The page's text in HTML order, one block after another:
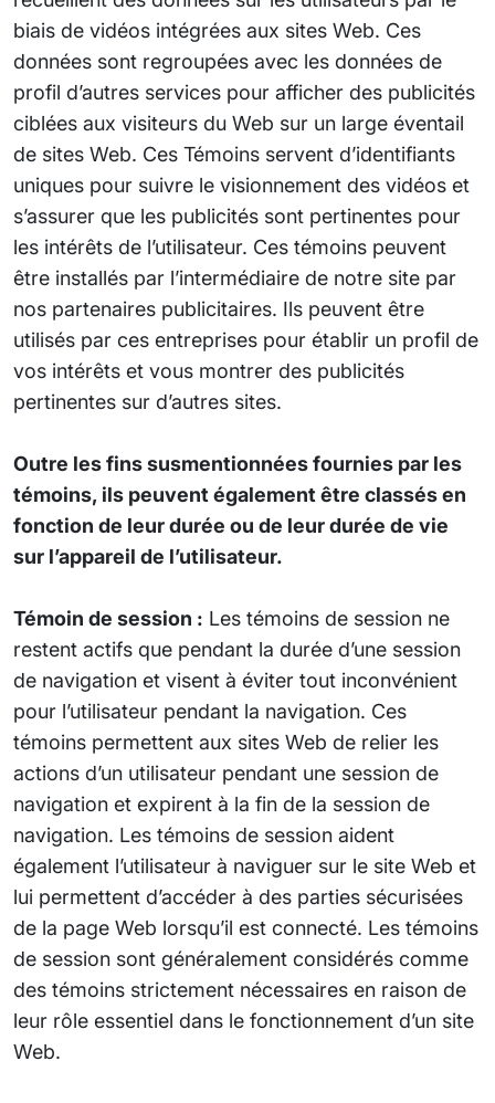
biais de vidéos intégrées aux sites Web. Ces
données sont regroupées avec les données de
profil d’autres services pour afficher des publicités
ciblées aux visiteurs du Web sur un large éventail
de sites Web. Ces Témoins servent d’identifiants
uniques pour suivre le visionnement des vidéos et
s’assurer que les publicités sont pertinentes pour
les intérêts de l’utilisateur. Ces témoins peuvent
être installés par l’intermédiaire de notre site par
nos partenaires publicitaires. Ils peuvent être
utilisés par ces entreprises pour établir un profil de
vos intérêts et vous montrer des publicités
pertinentes sur d’autres sites.
Outre les fins susmentionnées fournies par les
témoins, ils peuvent également être classés en
fonction de leur durée ou de leur durée de vie
sur l’appareil de l’utilisateur.
Témoin de session : Les témoins de session ne
restent actifs que pendant la durée d’une session
de navigation et visent à éviter tout inconvénient
pour l’utilisateur pendant la navigation. Ces
témoins permettent aux sites Web de relier les
actions d’un utilisateur pendant une session de
navigation et expirent à la fin de la session de
navigation. Les témoins de session aident
également l’utilisateur à naviguer sur le site Web et
lui permettent d’accéder à des parties sécurisées
de la page Web lorsqu’il est connecté. Les témoins
de session sont généralement considérés comme
des témoins strictement nécessaires en raison de
leur rôle essentiel dans le fonctionnement d’un site
Web.